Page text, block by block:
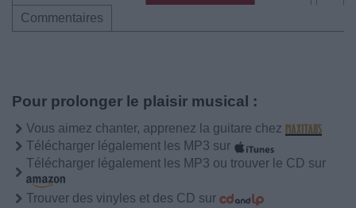
Commentaires
Pour prolonger le plaisir musical :
Vous aimez chanter, apprenez la guitare chez
Télécharger légalement les MP3 sur
Télécharger légalement les MP3 ou trouver le CD sur
Trouver des vinyles et des CD sur